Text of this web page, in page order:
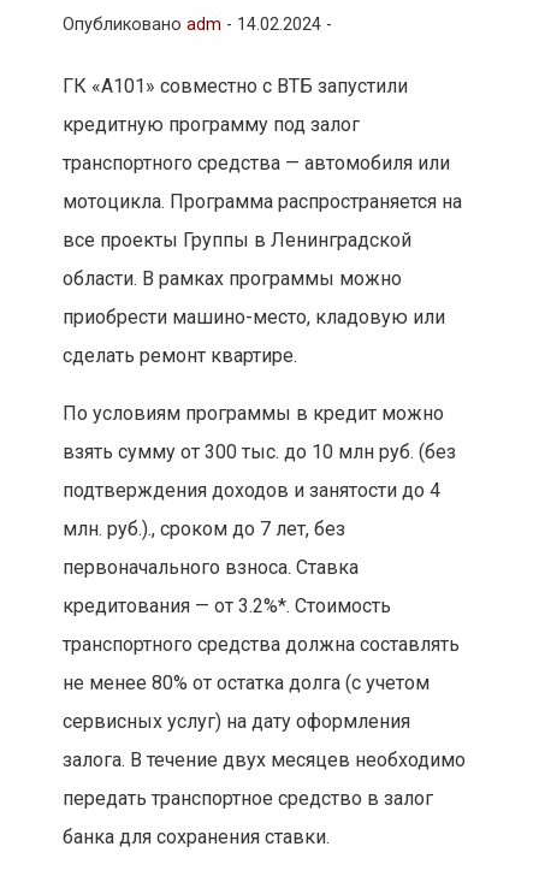
Опубликовано adm - 14.02.2024 -
ГК «А101» совместно с ВТБ запустили
кредитную программу под залог
транспортного средства — автомобиля или
мотоцикла. Программа распространяется на
все проекты Группы в Ленинградской
области. В рамках программы можно
приобрести машино-место, кладовую или
сделать ремонт квартире.
По условиям программы в кредит можно
взять сумму от 300 тыс. до 10 млн руб. (без
подтверждения доходов и занятости до 4
млн. руб.)., сроком до 7 лет, без
первоначального взноса. Ставка
кредитования — от 3.2%*. Стоимость
транспортного средства должна составлять
не менее 80% от остатка долга (с учетом
сервисных услуг) на дату оформления
залога. В течение двух месяцев необходимо
передать транспортное средство в залог
банка для сохранения ставки.